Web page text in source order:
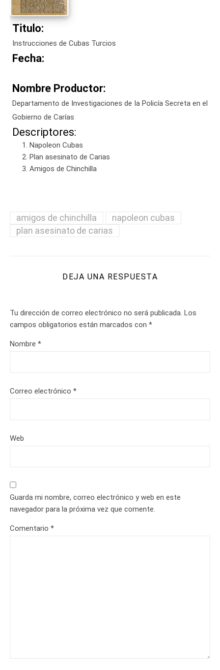
Titulo:
Instrucciones de Cubas Turcios
Fecha:
Nombre Productor:
Departamento de Investigaciones de la Policía Secreta en el
Gobierno de Carías
Descriptores:
Napoleon Cubas
Plan asesinato de Carias
Amigos de Chinchilla
amigos de chinchilla
napoleon cubas
plan asesinato de carias
DEJA UNA RESPUESTA
Tu dirección de correo electrónico no será publicada. Los
campos obligatorios están marcados con *
Nombre *
Correo electrónico *
Web
Guarda mi nombre, correo electrónico y web en este
navegador para la próxima vez que comente.
Comentario *